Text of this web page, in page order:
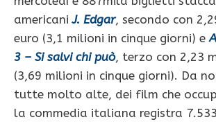
americaniJ. Edgar, secondo con
euro (3,1 milioni in cinque giorni) e
3 – Si salvi chi può, terzo con 2,23
(3,69 milioni in cinque giorni). Da
tutte molto alte, dei film che
la commedia italiana registra